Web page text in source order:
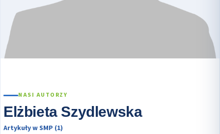
NASI AUTORZY
Elżbieta Szydlewska
Artykuły w SMP (1)